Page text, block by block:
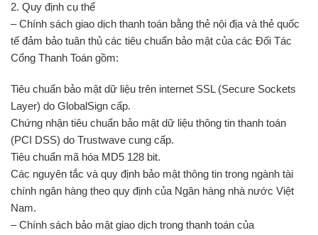
2. Quy định cụ thể
– Chính sách giao dịch thanh toán bằng thẻ nội địa và thẻ quốc
tế đảm bảo tuân thủ các tiêu chuẩn bảo mật của các Đối Tác
Cổng Thanh Toán gồm:
Tiêu chuẩn bảo mật dữ liệu trên internet SSL (Secure Sockets
Layer) do GlobalSign cấp.
Chứng nhận tiêu chuẩn bảo mật dữ liệu thông tin thanh toán
(PCI DSS) do Trustwave cung cấp.
Tiêu chuẩn mã hóa MD5 128 bit.
Các nguyên tắc và quy định bảo mật thông tin trong ngành tài
chính ngân hàng theo quy định của Ngân hàng nhà nước Việt
Nam.
– Chính sách bảo mật giao dịch trong thanh toán của